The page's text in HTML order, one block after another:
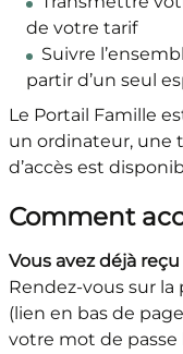
de votre tarif
Suivre
partir d’un seul
Le Portail Famille
un ordinateur, une
d’accès est
Comment
Vous avez déjà
Rendez-vous sur la
(lien en bas de
votre mot de passe